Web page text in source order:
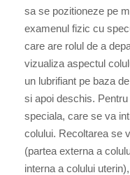
sa se pozitioneze pe
examenul fizic cu
care are rolul de a
vizualiza aspectul
un lubrifiant pe baza
si apoi deschis.
speciala, care se va
colului. Recoltarea se
(partea externa a
interna a colului